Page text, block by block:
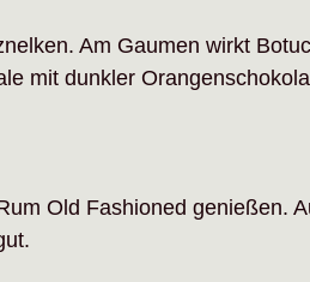
Am Gaumen wirkt
mit dunkler
Old Fashioned genießen.